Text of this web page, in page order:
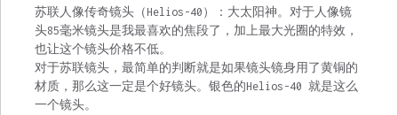
苏联人像传奇镜头（Helios-40）：大太阳神。对于人像镜
头85毫米镜头是我最喜欢的焦段了，加上最大光圈的特效，
也让这个镜头价格不低。
对于苏联镜头，最简单的判断就是如果镜头镜身用了黄铜的
材质，那么这一定是个好镜头。银色的Helios-40 就是这么
一个镜头。